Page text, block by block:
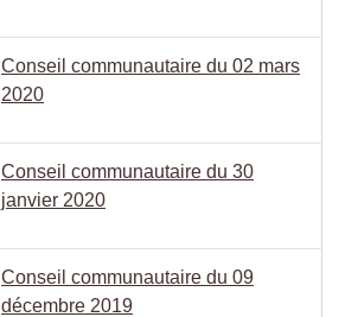
Conseil communautaire du 02 mars
2020
Conseil communautaire du 30
janvier 2020
Conseil communautaire du 09
décembre 2019